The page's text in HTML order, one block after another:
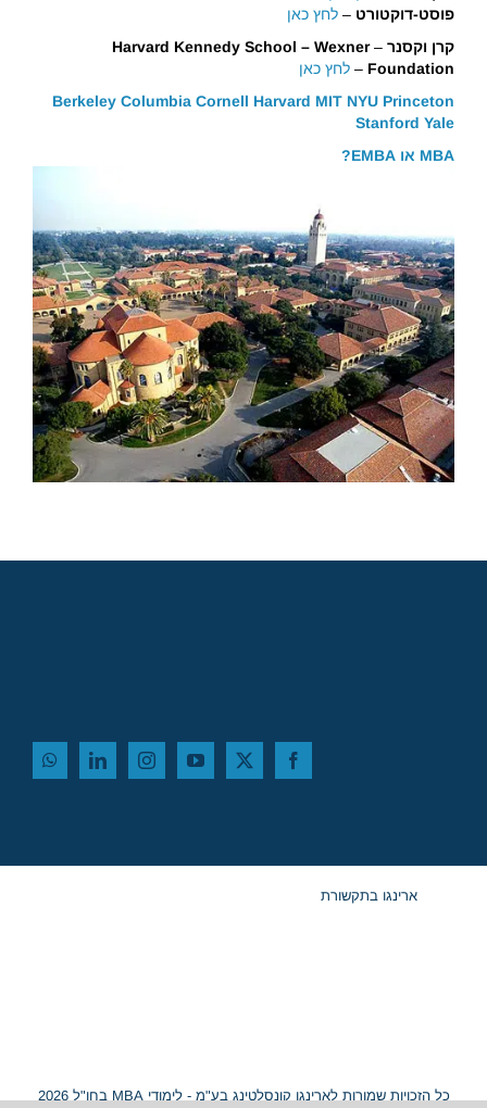
פוסט-דוקטורט – לחץ כאן
קרן וקסנר–
Harvard Kennedy School – Wexner
Foundation
– לחץ כאן
Berkeley Columbia Cornell Harvard MIT NYU Princeton
Stanford Yale
MBA או EMBA?
ארינגו בתקשורת
כל הזכויות שמורות לארינגו קונסלטינג בע"מ - לימודי MBA בחו"ל 2026